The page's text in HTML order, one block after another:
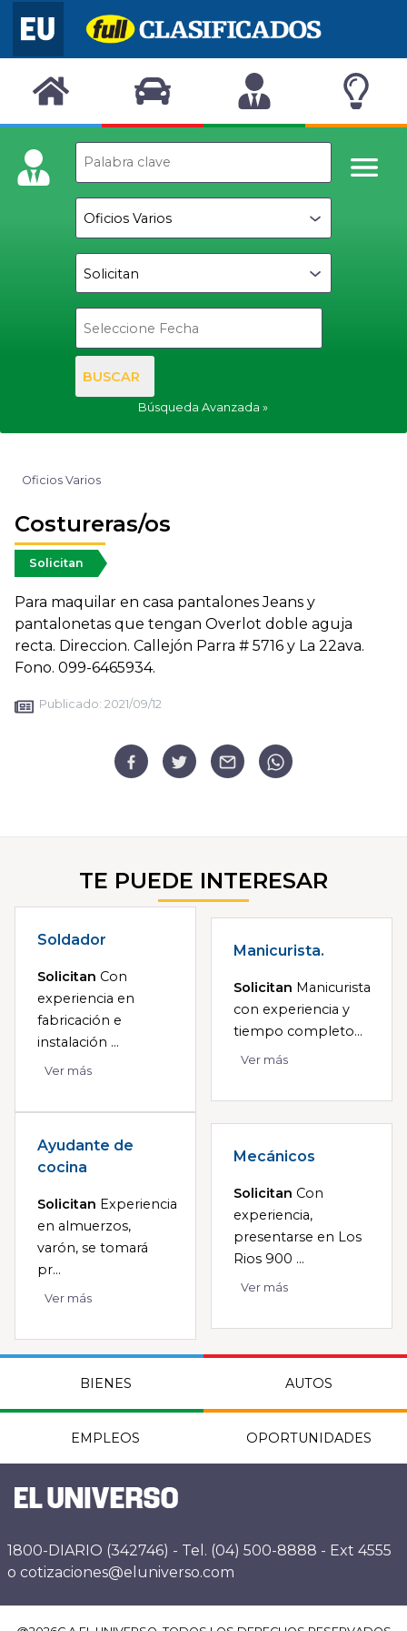
BUSCAR
Búsqueda Avanzada
Oficios Varios
Costureras/os
Solicitan
Para maquilar en casa pantalones Jeans y
pantalonetas que tengan Overlot doble aguja
recta. Direccion. Callejón Parra # 5716 y La 22ava.
Fono. 099-6465934.
Publicado: 2021/09/12
TE PUEDE INTERESAR
Soldador
Solicitan Con
experiencia en
fabricación e
instalación ...
Ver más
Manicurista.
Solicitan Manicurista
con experiencia y
tiempo completo...
Ver más
Ayudante de
cocina
Solicitan Experiencia
en almuerzos,
varón, se tomará
pr...
Ver más
Mecánicos
Solicitan Con
experiencia,
presentarse en Los
Rios 900 ...
Ver más
BIENES AUTOS
EMPLEOS OPORTUNIDADES
1800-DIARIO (342746) - Tel. (04) 500-8888 - Ext 4555
o cotizaciones@eluniverso.com